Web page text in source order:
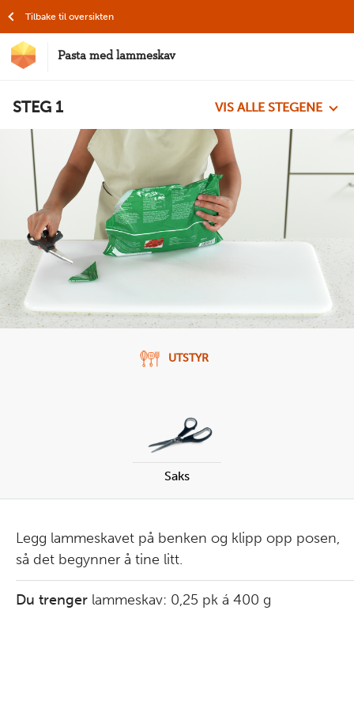
Hopp til hovedinnhold
Pasta med lammeskav
Tilbake til oversikten
STEG 1 VIS ALLE STEGENE
UTSTYR
Saks
Legg lammeskavet på benken og klipp opp posen,
så det begynner å tine litt.
Du trenger lammeskav: 0,25 pk á 400 g